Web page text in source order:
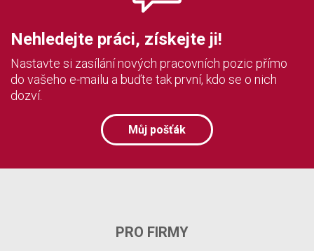
Nehledejte práci, získejte ji!
Nastavte si zasílání nových pracovních pozic přímo
do vašeho e-mailu a buďte tak první, kdo se o nich
dozví.
Můj pošťák
PRO FIRMY